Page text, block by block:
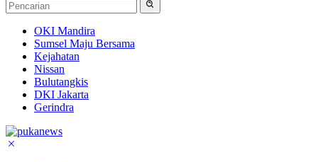
OKI Mandira
Sumsel Maju Bersama
Kejahatan
Nissan
Bulutangkis
DKI Jakarta
Gerindra